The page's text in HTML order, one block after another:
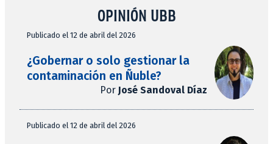
OPINIÓN UBB
Publicado el 12 de abril del 2026
¿Gobernar o solo gestionar la
contaminación en Ñuble?
Por José Sandoval Díaz
Publicado el 12 de abril del 2026